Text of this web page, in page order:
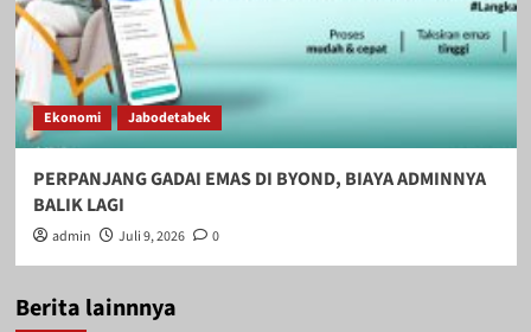
Ekonomi Jabodetabek
PERPANJANG GADAI EMAS DI BYOND, BIAYA ADMINNYA
BALIK LAGI
admin Juli 9, 2026 0
Berita lainnnya